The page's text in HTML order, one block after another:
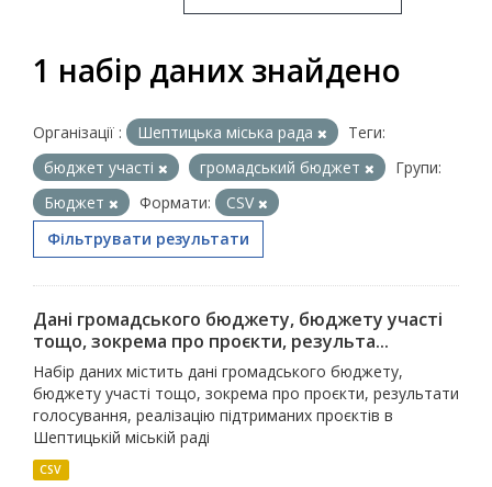
1 набір даних знайдено
Організації : Шептицька міська рада
Теги:
бюджет участі
громадський бюджет
Групи:
Бюджет
Формати:
CSV
Фільтрувати результати
Дані громадського бюджету, бюджету участі
тощо, зокрема про проєкти, результа...
Набір даних містить дані громадського бюджету,
бюджету участі тощо, зокрема про проєкти, результати
голосування, реалізацію підтриманих проєктів в
Шептицькій міській раді
CSV